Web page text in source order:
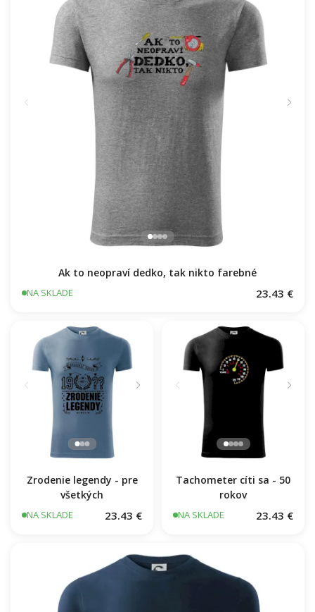
Ak to neopraví dedko, tak nikto farebné
NA SKLADE 23.43 €
Zrodenie legendy - pre
všetkých
NA SKLADE 23.43 €
Tachometer cíti sa - 50
rokov
NA SKLADE 23.43 €